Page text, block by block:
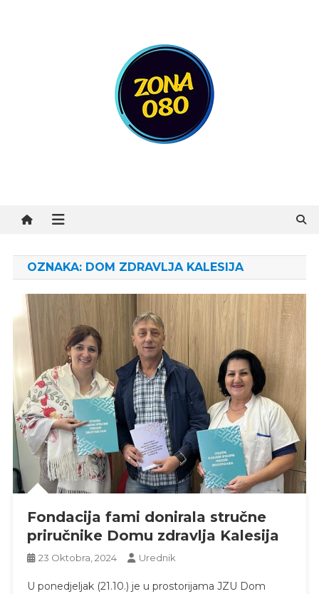
OZNAKA: DOM ZDRAVLJA KALESIJA
Fondacija fami donirala stručne
priručnike Domu zdravlja Kalesija
23 Oktobra, 2024 Urednik
U ponedjeljak (21.10.) je u prostorijama JZU Dom